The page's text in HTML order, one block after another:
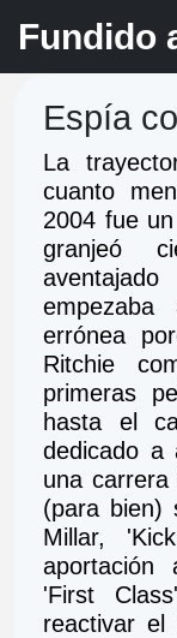
Fundido
Espía
La
cuanto
2004 fue
granjeó
errónea
Ritchie
primeras
hasta el
dedicado a
una
(para bien)
Millar,
aportación
'First
reactivar